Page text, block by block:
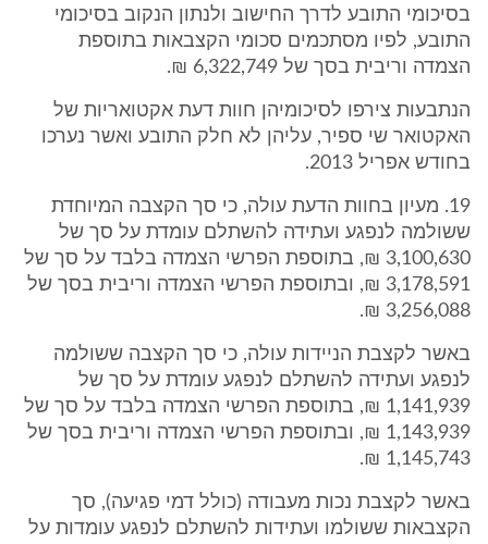
בסיכומי התובע לדרך החישוב ולנתון הנקוב בסיכומי
התובע, לפיו מסתכמים סכומי הקצבאות בתוספת
הצמדה וריבית בסך של 6,322,749 ₪.
הנתבעות צירפו לסיכומיהן חוות דעת אקטואריות של
האקטואר שי ספיר, עליהן לא חלק התובע ואשר נערכו
בחודש אפריל 2013.
19. מעיון בחוות הדעת עולה, כי סך הקצבה המיוחדת
ששולמה לנפגע ועתידה להשתלם עומדת על סך של
3,100,630 ₪, בתוספת הפרשי הצמדה בלבד על סך של
3,178,591 ₪, ובתוספת הפרשי הצמדה וריבית בסך של
3,256,088 ₪.
באשר לקצבת הניידות עולה, כי סך הקצבה ששולמה
לנפגע ועתידה להשתלם לנפגע עומדת על סך של
1,141,939 ₪, בתוספת הפרשי הצמדה בלבד על סך של
1,143,939 ₪, ובתוספת הפרשי הצמדה וריבית בסך של
1,145,743 ₪.
באשר לקצבת נכות מעבודה (כולל דמי פגיעה), סך
הקצבאות ששולמו ועתידות להשתלם לנפגע עומדות על